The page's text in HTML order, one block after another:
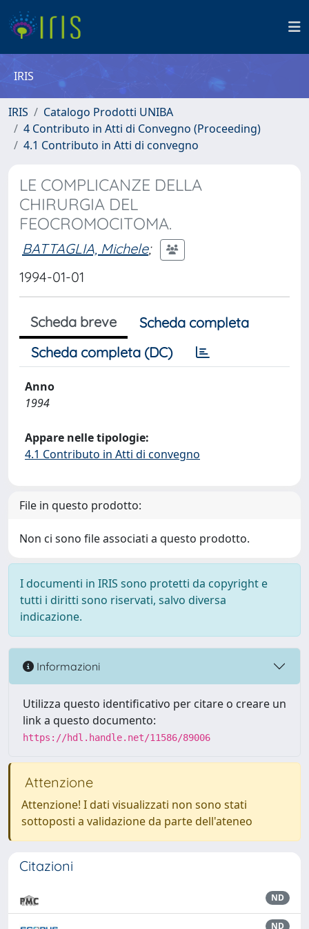
IRIS
IRIS
Catalogo Prodotti UNIBA
4 Contributo in Atti di Convegno (Proceeding)
4.1 Contributo in Atti di convegno
LE COMPLICANZE DELLA
CHIRURGIA DEL
FEOCROMOCITOMA.
BATTAGLIA, Michele;
1994-01-01
Scheda breve
Scheda completa
Scheda completa (DC)
Anno
1994
Appare nelle tipologie:
4.1 Contributo in Atti di convegno
File in questo prodotto:
Non ci sono file associati a questo prodotto.
I documenti in IRIS sono protetti da copyright e
tutti i diritti sono riservati, salvo diversa
indicazione.
Informazioni
Utilizza questo identificativo per citare o creare un
link a questo documento:
https://hdl.handle.net/11586/89006
Attenzione
Attenzione! I dati visualizzati non sono stati
sottoposti a validazione da parte dell'ateneo
Citazioni
ND
ND